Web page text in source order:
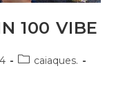
100 VIBE
caiaques.